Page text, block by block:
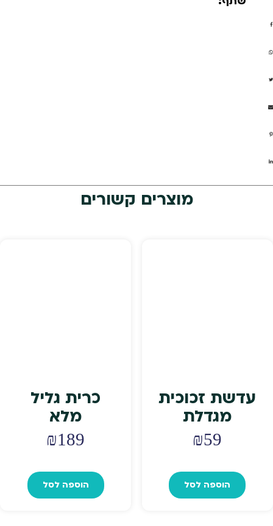
מוצרים קשורים
עדשת זכוכית
מגדלת
₪59
הוספה לסל
כרית גליל
מלא
₪189
הוספה לסל